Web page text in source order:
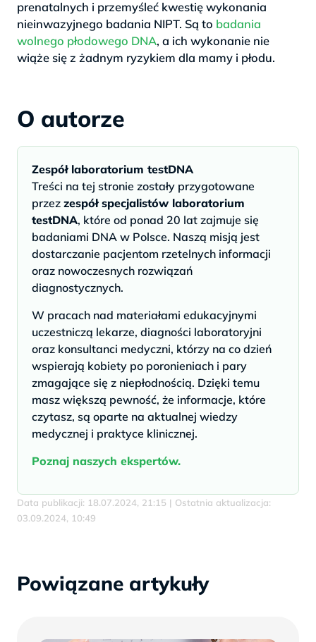
prenatalnych i przemyśleć kwestię wykonania
nieinwazyjnego badania NIPT. Są to badania
wolnego płodowego DNA, a ich wykonanie nie
wiąże się z żadnym ryzykiem dla mamy i płodu.
O autorze
Zespół laboratorium testDNA
Treści na tej stronie zostały przygotowane
przez zespół specjalistów laboratorium
testDNA, które od ponad 20 lat zajmuje się
badaniami DNA w Polsce. Naszą misją jest
dostarczanie pacjentom rzetelnych informacji
oraz nowoczesnych rozwiązań
diagnostycznych.
W pracach nad materiałami edukacyjnymi
uczestniczą lekarze, diagności laboratoryjni
oraz konsultanci medyczni, którzy na co dzień
wspierają kobiety po poronieniach i pary
zmagające się z niepłodnością. Dzięki temu
masz większą pewność, że informacje, które
czytasz, są oparte na aktualnej wiedzy
medycznej i praktyce klinicznej.
Poznaj naszych ekspertów.
Data publikacji: 18.07.2024, 21:15 | Ostatnia aktualizacja:
03.09.2024, 10:49
Powiązane artykuły